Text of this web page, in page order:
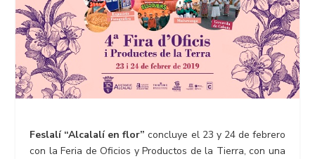
Feslalí “Alcalalí en flor” concluye el 23 y 24 de febrero
con la Feria de Oficios y Productos de la Tierra, con una